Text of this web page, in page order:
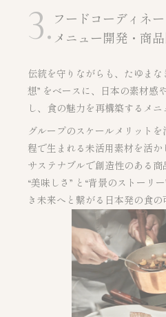
3. フードコーディネー
メニュー開発・商
伝統を守りながらも、たゆまな
想” をベースに、日本の素材感
し、食の魅力を再構築するメニ
グループのスケールメリット
程で生まれる未活用素材を活か
サステナブルで創造性のある商
“美味しさ” と“背景のストーリ
き未来へと繋がる日本発の食の